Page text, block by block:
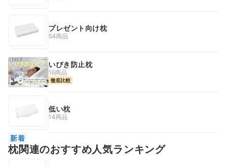
プレゼント向け枕
54商品
いびき防止枕
16商品
徹底比較
低い枕
14商品
新着
枕関連のおすすめ人気ランキング